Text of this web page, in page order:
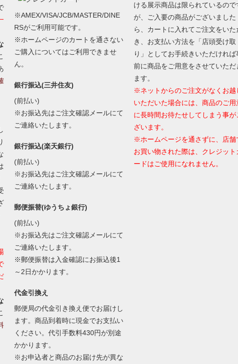
※AMEX/VISA/JCB/MASTER/DINE
RSがご利用可能です。
※ホームページのカートを通さない
ご購入についてはご利用できませ
ん。
銀行振込(三井住友)
(前払い)
※お振込先はご注文確認メールにて
ご連絡いたします。
銀行振込(楽天銀行)
(前払い)
※お振込先はご注文確認メールにて
ご連絡いたします。
郵便振替(ゆうちょ銀行)
(前払い)
※お振込先はご注文確認メールにて
ご連絡いたします。
※郵便振替は入金確認にお振込後1
～2日かかります。
代金引換え
郵便局の代金引き換え便でお届けし
ます。商品到着時に現金でお支払い
ください。代引手数料430円が別途
かかります。
※お申込者と商品のお届け先が異な
ける展示商品は限られているので
が、ご入要の商品がございました
ら、カートに入れてご注文をいた
き、お支払い方法を「店頭受け取
り」としてお手続きいただければ
前に商品をご用意をさせていただ
ます。
※ネットからのご注文がなくお越
いただいた場合には、商品のご用
に長時間お待たせしてしまう事が
ざいます。
※ホームページを通さずに、店舗
お買い物された際は、クレジット
ードはご使用になれません。